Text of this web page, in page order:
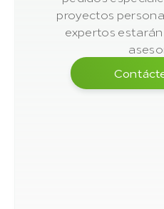
proyectos
expertos